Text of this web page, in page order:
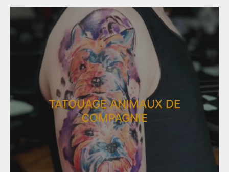
TATOUAGE ANIMAUX DE
COMPAGNIE